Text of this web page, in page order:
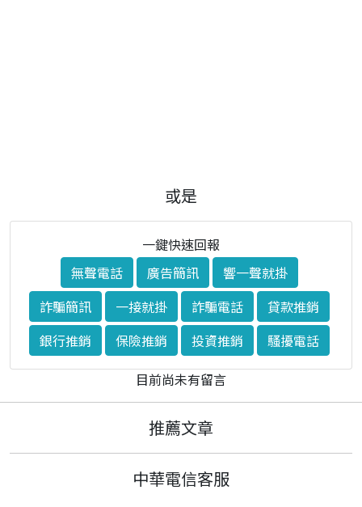
或是
一鍵快速回報
無聲電話
廣告簡訊
響一聲就掛
詐騙簡訊
一接就掛 詐騙電話
貸款推銷
銀行推銷
保險推銷 投資推銷
騷擾電話
目前尚未有留言
推薦文章
中華電信客服